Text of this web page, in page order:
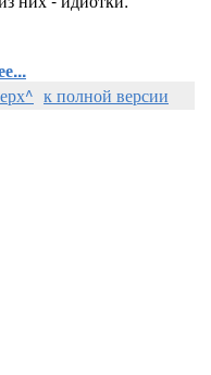
к полной версии